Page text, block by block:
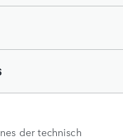
der technisch